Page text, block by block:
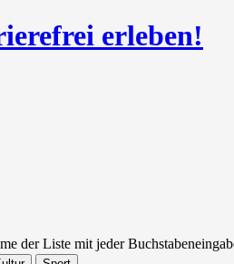
erleben!
der Liste mit jeder